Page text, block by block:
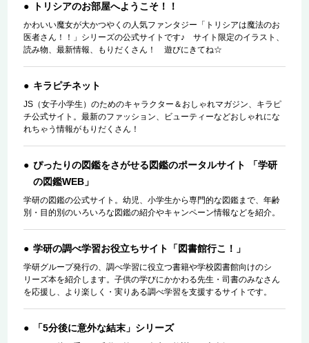
トリシアのお部屋へようこそ！！
かわいい魔女が大かつやくの人気ファンタジー「トリシアは魔法のお
医者さん！！」シリーズの公式サイトです♪ サイト限定のイラスト、
読み物、最新情報、もりだくさん！ 遊びにきてね☆
キラピチネット
JS（女子小学生）のためのキャラクター＆おしゃれマガジン、キラピ
チ公式サイト。最新のファッション、ビューティーなどおしゃれにな
れちゃう情報がもりだくさん！
ぴったりの図鑑をさがせる図鑑のポータルサイト 「学研
の図鑑WEB」
学研の図鑑の公式サイト。幼児、小学生から専門的な図鑑まで、年齢
別・目的別のいろいろな図鑑の紹介やキャンペーン情報などを紹介。
学研の調べ学習お役立ちサイト「図書館行こ！」
学研グループ発行の、調べ学習に役立つ書籍や学校図書館向けのシ
リーズ本を紹介します。子供の学びにかかわる先生・司書のみなさん
を応援し、より楽しく・実りある調べ学習を支援するサイトです。
「5分後に意外な結末」シリーズ